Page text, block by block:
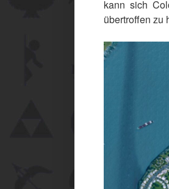
kann sich
übertroffen zu